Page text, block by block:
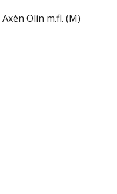
Olin m.fl. (M)